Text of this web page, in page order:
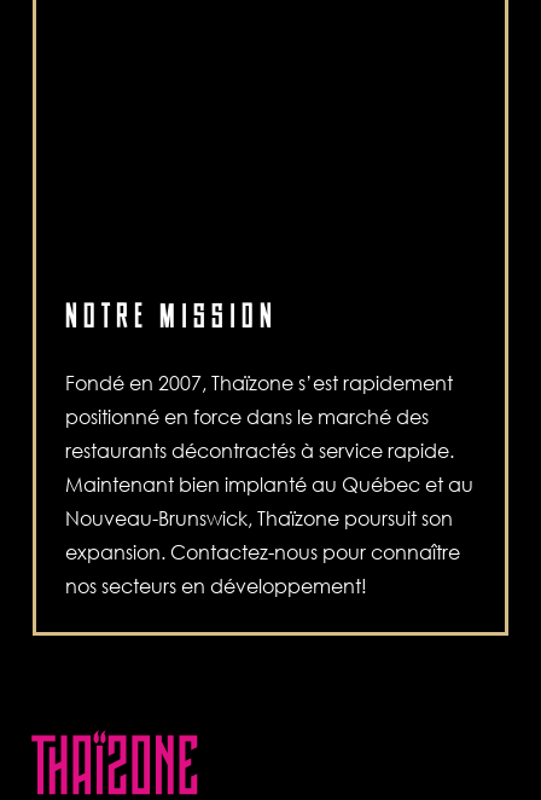
NOTRE MISSION
Fondé en 2007, Thaïzone s’est rapidement
positionné en force dans le marché des
restaurants décontractés à service rapide.
Maintenant bien implanté au Québec et au
Nouveau-Brunswick, Thaïzone poursuit son
expansion. Contactez-nous pour connaître
nos secteurs en développement!